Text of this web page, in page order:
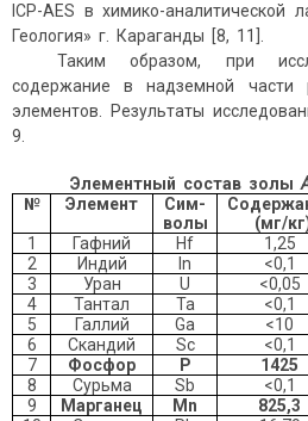
ICP-AES в химико-аналитической
Геология» г. Караганды [8, 11].
Таким образом, при
содержание в надземной части
элементов. Результаты
9.
Элементный состав золы
№
Элемент
Сим-
волы
(мг/кг
1
Гафний Hf 1,25
2
Индий In <0,1
3
Уран U <0,05
4
Тантал Ta <0,1
5
Галлий Ga <10
6
Скандий Sc <0,1
7
Фосфор P 1425
8
Сурьма Sb <0,1
9
Марганец Mn 825,3